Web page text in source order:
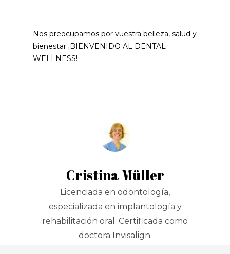
Nos preocupamos por vuestra belleza, salud y
bienestar ¡BIENVENIDO AL DENTAL
WELLNESS!
Cristina Müller
Licenciada en odontología,
especializada en implantología y
rehabilitación oral. Certificada como
doctora Invisalign.